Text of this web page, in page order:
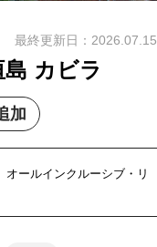
最終更新日： 2026.07.15
カビラ
加
ールインクルーシブ・リ